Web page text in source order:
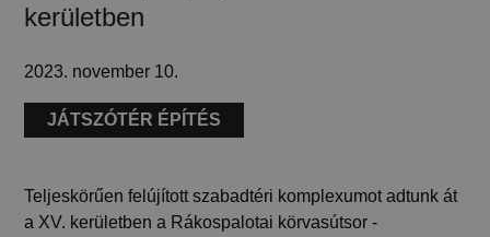
kerületben
2023. november 10.
JÁTSZÓTÉR ÉPÍTÉS
Teljeskörűen felújított szabadtéri komplexumot adtunk át
a XV. kerületben a Rákospalotai körvasútsor -